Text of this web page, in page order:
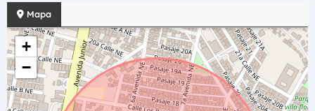
Mapa
+
−